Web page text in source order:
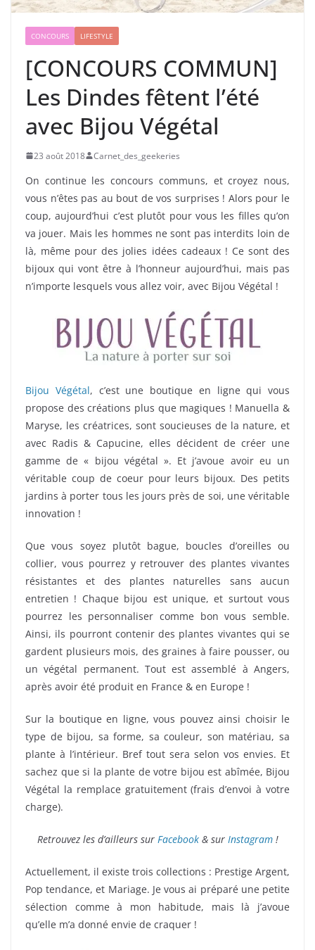
CONCOURS LIFESTYLE
[CONCOURS COMMUN]
Les Dindes fêtent l’été
avec Bijou Végétal
23 août 2018 Carnet_des_geekeries
On continue les concours communs, et croyez nous,
vous n’êtes pas au bout de vos surprises ! Alors pour le
coup, aujourd’hui c’est plutôt pour vous les filles qu’on
va jouer. Mais les hommes ne sont pas interdits loin de
là, même pour des jolies idées cadeaux ! Ce sont des
bijoux qui vont être à l’honneur aujourd’hui, mais pas
n’importe lesquels vous allez voir, avec Bijou Végétal !
Bijou Végétal, c’est une boutique en ligne qui vous
propose des créations plus que magiques ! Manuella &
Maryse, les créatrices, sont soucieuses de la nature, et
avec Radis & Capucine, elles décident de créer une
gamme de « bijou végétal ». Et j’avoue avoir eu un
véritable coup de coeur pour leurs bijoux. Des petits
jardins à porter tous les jours près de soi, une véritable
innovation !
Que vous soyez plutôt bague, boucles d’oreilles ou
collier, vous pourrez y retrouver des plantes vivantes
résistantes et des plantes naturelles sans aucun
entretien ! Chaque bijou est unique, et surtout vous
pourrez les personnaliser comme bon vous semble.
Ainsi, ils pourront contenir des plantes vivantes qui se
gardent plusieurs mois, des graines à faire pousser, ou
un végétal permanent. Tout est assemblé à Angers,
après avoir été produit en France & en Europe !
Sur la boutique en ligne, vous pouvez ainsi choisir le
type de bijou, sa forme, sa couleur, son matériau, sa
plante à l’intérieur. Bref tout sera selon vos envies. Et
sachez que si la plante de votre bijou est abîmée, Bijou
Végétal la remplace gratuitement (frais d’envoi à votre
charge).
Retrouvez les d’ailleurs sur Facebook& sur Instagram!
Actuellement, il existe trois collections : Prestige Argent,
Pop tendance, et Mariage. Je vous ai préparé une petite
sélection comme à mon habitude, mais là j’avoue
qu’elle m’a donné envie de craquer !